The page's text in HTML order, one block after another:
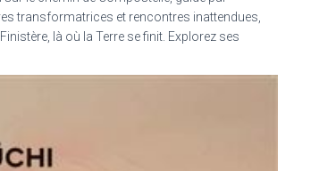
transformatrices et rencontres inattendues,
là où la Terre se finit. Explorez ses